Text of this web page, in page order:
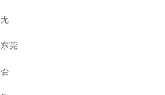
无
东莞
否